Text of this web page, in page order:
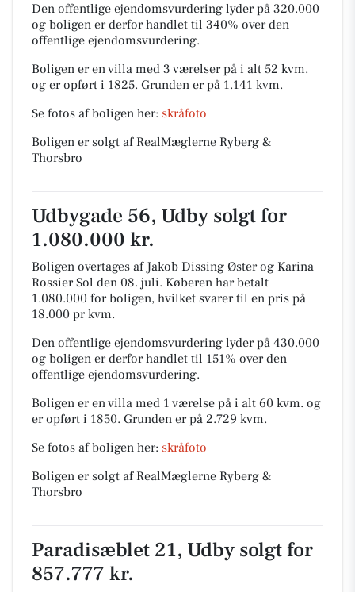
Den offentlige ejendomsvurdering lyder på 320.000
og boligen er derfor handlet til 340% over den
offentlige ejendomsvurdering.
Boligen er en villa med 3 værelser på i alt 52 kvm.
og er opført i 1825. Grunden er på 1.141 kvm.
Se fotos af boligen her: skråfoto
Boligen er solgt af RealMæglerne Ryberg &
Thorsbro
Udbygade 56, Udby solgt for
1.080.000 kr.
Boligen overtages af Jakob Dissing Øster og Karina
Rossier Sol den 08. juli. Køberen har betalt
1.080.000 for boligen, hvilket svarer til en pris på
18.000 pr kvm.
Den offentlige ejendomsvurdering lyder på 430.000
og boligen er derfor handlet til 151% over den
offentlige ejendomsvurdering.
Boligen er en villa med 1 værelse på i alt 60 kvm. og
er opført i 1850. Grunden er på 2.729 kvm.
Se fotos af boligen her: skråfoto
Boligen er solgt af RealMæglerne Ryberg &
Thorsbro
Paradisæblet 21, Udby solgt for
857.777 kr.